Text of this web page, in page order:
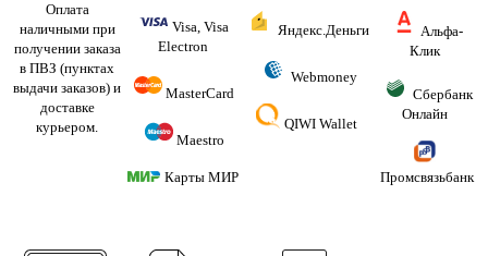
Оплата
наличными при
получении заказа
в ПВЗ (пунктах
выдачи заказов) и
доставке
курьером.
Visa, Visa
Electron
MasterCard
Maestro
Карты МИР
Яндекс.Деньги
Webmoney
QIWI Wallet
Альфа-
Клик
Сбербанк
Онлайн
Промсвязьбанк